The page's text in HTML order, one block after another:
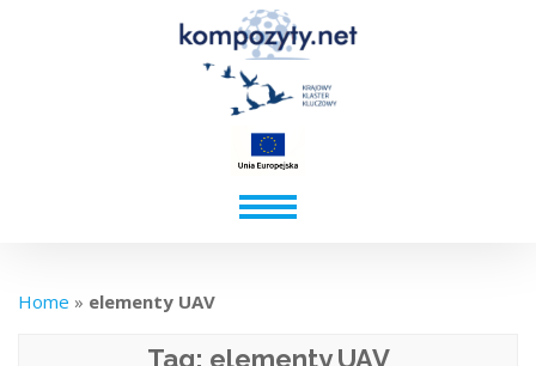
Home » elementy UAV
Tag: elementy UAV